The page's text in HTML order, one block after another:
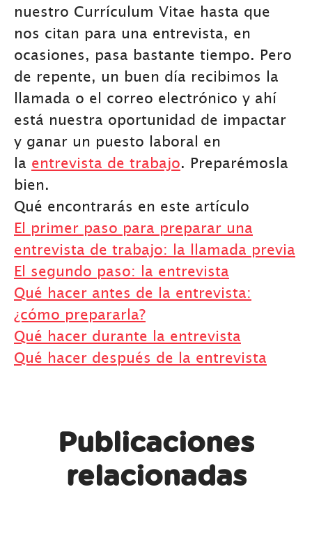
nuestro Currículum Vitae hasta que
nos citan para una entrevista, en
ocasiones, pasa bastante tiempo. Pero
de repente, un buen día recibimos la
llamada o el correo electrónico y ahí
está nuestra oportunidad de impactar
y ganar un puesto laboral en
la entrevista de trabajo. Preparémosla
bien.
Qué encontrarás en este artículo
El primer paso para preparar una
entrevista de trabajo: la llamada previa
El segundo paso: la entrevista
Qué hacer antes de la entrevista:
¿cómo prepararla?
Qué hacer durante la entrevista
Qué hacer después de la entrevista
Publicaciones
relacionadas
Videoentrevistas: 10 consejos
Cómo funcionan los